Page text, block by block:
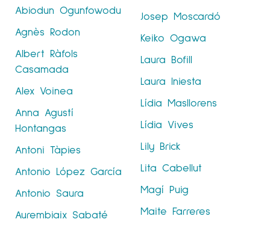
Abiodun Ogunfowodu
Agnès Rodon
Albert Ràfols
Casamada
Alex Voinea
Anna Agustí
Hontangas
Antoni Tàpies
Antonio López García
Antonio Saura
Aurembiaix Sabaté
Josep Moscardó
Keiko Ogawa
Laura Bofill
Laura Iniesta
Lídia Masllorens
Lídia Vives
Lily Brick
Lita Cabellut
Magí Puig
Maite Farreres